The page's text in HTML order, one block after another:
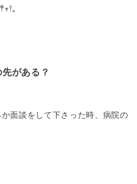
｡‪
がある？
面談をして下さった時、病院の